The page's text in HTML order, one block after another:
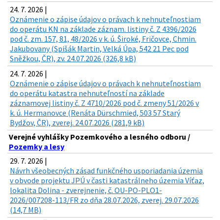
24. 7. 2026 |
Oznámenie o zápise údajov o právach k nehnuteľnostiam
do operátu KN na základe záznam. listiny č. Z 4396/2026
pod č. zm. 157, 81, 48/2026 v k. ú. Široké, Fričovce, Chmin.
Jakubovany (Spišák Martin, Velká Úpa, 542 21 Pec pod
Sněžkou, ČR), zv. 24.07.2026 (326,8 kB)
24. 7. 2026 |
Oznámenie o zápise údajov o právach k nehnuteľnostiam
do operátu katastra nehnuteľností na základe
záznamovej listiny č. Z 4710/2026 pod č. zmeny 51/2026 v
k. ú. Hermanovce (Renáta Dürschmied, 503 57 Starý
Bydžov, ČR), zverej. 24.07.2026 (281,9 kB)
Verejné vyhlášky Pozemkového a lesného odboru /
Pozemky a lesy
29. 7. 2026 |
Návrh všeobecných zásad funkčného usporiadania územia
v obvode projektu JPÚ v časti katastrálneho územia Víťaz,
lokalita Dolina - zverejnenie, č. OU-PO-PLO1-
2026/007208-113/FR zo dňa 28.07.2026, zverej. 29.07.2026
(14,7 MB)